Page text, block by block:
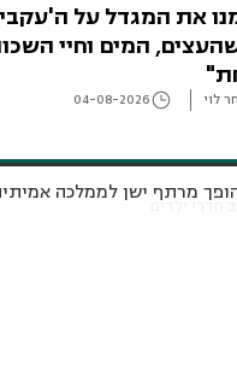
את המגדל על
המים וחיי
לוי 04-08-2026
חדרי ילדים